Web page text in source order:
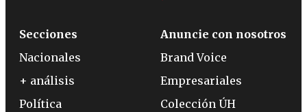
Secciones
Nacionales
+ análisis
Política
Anuncie con nosotros
Brand Voice
Empresariales
Colección ÚH